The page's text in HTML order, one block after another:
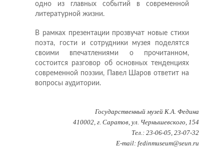
одно из главных событий в современной
литературной жизни.
В рамках презентации прозвучат новые стихи
поэта, гости и сотрудники музея поделятся
своими впечатлениями о прочитанном,
состоится разговор об основных тенденциях
современной поэзии, Павел Шаров ответит на
вопросы аудитории.
Государственный музей К.А. Федина
410002, г. Саратов, ул. Чернышевского, 154
Тел.: 23-06-05, 23-07-32
E-mail: fedinmuseum@seun.ru